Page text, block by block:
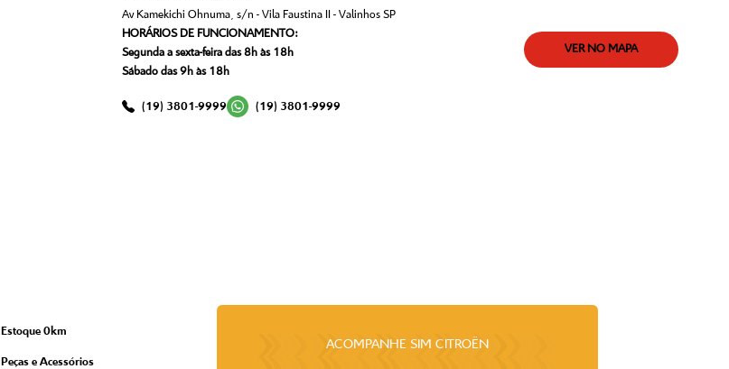
Av Kamekichi Ohnuma, s/n - Vila Faustina II - Valinhos SP
HORÁRIOS DE FUNCIONAMENTO:
Segunda a sexta-feira das 8h às 18h
Sábado das 9h às 18h
(19) 3801-9999 (19) 3801-9999
VER NO MAPA
Estoque 0km
Peças e Acessórios
ACOMPANHE SIM CITROËN